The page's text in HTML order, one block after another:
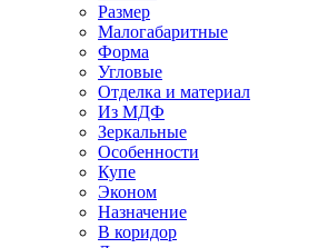
Размер
Малогабаритные
Форма
Угловые
Отделка и материал
Из МДФ
Зеркальные
Особенности
Купе
Эконом
Назначение
В коридор